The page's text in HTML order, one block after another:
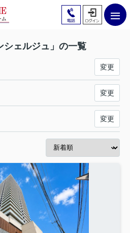
シェルジュ」の一覧
変更
変更
変更